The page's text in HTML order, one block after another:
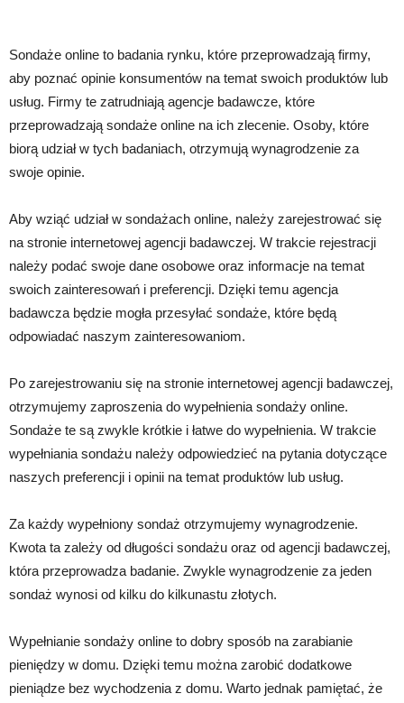
Sondaże online to badania rynku, które przeprowadzają firmy,
aby poznać opinie konsumentów na temat swoich produktów lub
usług. Firmy te zatrudniają agencje badawcze, które
przeprowadzają sondaże online na ich zlecenie. Osoby, które
biorą udział w tych badaniach, otrzymują wynagrodzenie za
swoje opinie.
Aby wziąć udział w sondażach online, należy zarejestrować się
na stronie internetowej agencji badawczej. W trakcie rejestracji
należy podać swoje dane osobowe oraz informacje na temat
swoich zainteresowań i preferencji. Dzięki temu agencja
badawcza będzie mogła przesyłać sondaże, które będą
odpowiadać naszym zainteresowaniom.
Po zarejestrowaniu się na stronie internetowej agencji badawczej,
otrzymujemy zaproszenia do wypełnienia sondaży online.
Sondaże te są zwykle krótkie i łatwe do wypełnienia. W trakcie
wypełniania sondażu należy odpowiedzieć na pytania dotyczące
naszych preferencji i opinii na temat produktów lub usług.
Za każdy wypełniony sondaż otrzymujemy wynagrodzenie.
Kwota ta zależy od długości sondażu oraz od agencji badawczej,
która przeprowadza badanie. Zwykle wynagrodzenie za jeden
sondaż wynosi od kilku do kilkunastu złotych.
Wypełnianie sondaży online to dobry sposób na zarabianie
pieniędzy w domu. Dzięki temu można zarobić dodatkowe
pieniądze bez wychodzenia z domu. Warto jednak pamiętać, że